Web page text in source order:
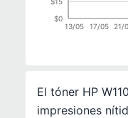
13/05 17/05 21/
$0
El tóner HP
impresiones